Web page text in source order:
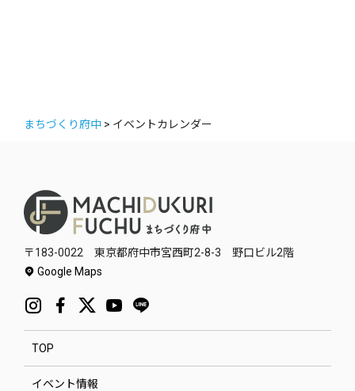
まちづくり府中 > イベントカレンダー
〒183-0022 東京都府中市宮西町2-8-3 野口ビル2階
Google Maps
TOP
イベント情報